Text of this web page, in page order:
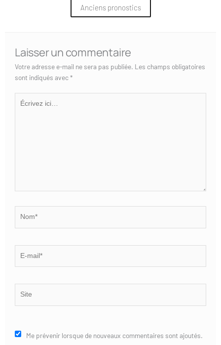
Anciens pronostics
Laisser un commentaire
Votre adresse e-mail ne sera pas publiée. Les champs obligatoires
sont indiqués avec*
Écrivez
ici…
mail*
Me prévenir lorsque de nouveaux commentaires sont ajoutés.